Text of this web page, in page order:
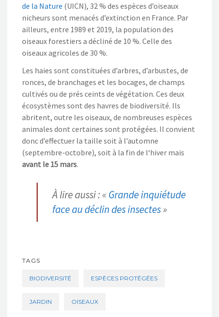
de la Nature (UICN), 32 % des espèces d’oiseaux
nicheurs sont menacés d’extinction en France. Par
ailleurs, entre 1989 et 2019, la population des
oiseaux forestiers a décliné de 10 %. Celle des
oiseaux agricoles de 30 %.
Les haies sont constituées d’arbres, d’arbustes, de
ronces, de branchages et les bocages, de champs
cultivés ou de prés ceints de végétation. Ces deux
écosystèmes sont des havres de biodiversité. Ils
abritent, outre les oiseaux, de nombreuses espèces
animales dont certaines sont protégées. Il convient
donc d’effectuer la taille soit à l’automne
(septembre-octobre), soit à la fin de l‘hiver mais
avant le 15 mars.
À lire aussi : « Grande inquiétude
face au déclin des insectes»
TAGS
BIODIVERSITÉ ESPÈCES PROTÉGÉES
JARDIN OISEAUX